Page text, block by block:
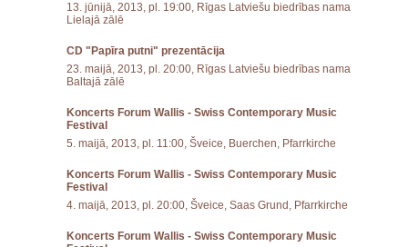
13. jūnijā, 2013, pl. 19:00, Rīgas Latviešu biedrības nama
Lielajā zālē
CD "Papīra putni" prezentācija
23. maijā, 2013, pl. 20:00, Rīgas Latviešu biedrības nama
Baltajā zālē
Koncerts Forum Wallis - Swiss Contemporary Music
Festival
5. maijā, 2013, pl. 11:00, Šveice, Buerchen, Pfarrkirche
Koncerts Forum Wallis - Swiss Contemporary Music
Festival
4. maijā, 2013, pl. 20:00, Šveice, Saas Grund, Pfarrkirche
Koncerts Forum Wallis - Swiss Contemporary Music